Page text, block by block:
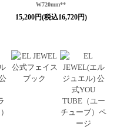
W720mm**
15,200円(税込16,720円)